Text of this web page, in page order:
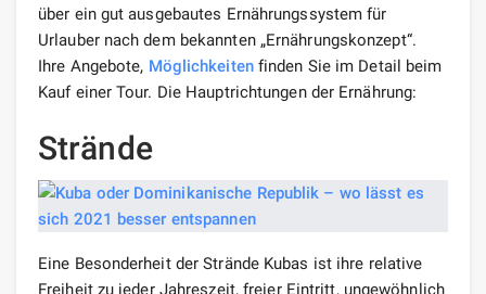
über ein gut ausgebautes Ernährungssystem für
Urlauber nach dem bekannten „Ernährungskonzept“.
Ihre Angebote, Möglichkeitenfinden Sie im Detail beim
Kauf einer Tour. Die Hauptrichtungen der Ernährung:
Strände
Eine Besonderheit der Strände Kubas ist ihre relative
Freiheit zu jeder Jahreszeit, freier Eintritt, ungewöhnlich